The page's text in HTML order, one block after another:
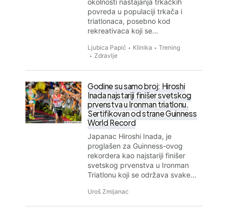
povreda u populaciji trkača i
triatlonaca, posebno kod
rekreativaca koji se…
Ljubica Papić Klinika
Trening
Zdravlje
Godine su samo broj: Hiroshi
Inada najstariji finišer svetskog
prvenstva u Ironman triatlonu.
Sertifikovan od strane Guinness
World Record
Japanac Hiroshi Inada, je
proglašen za Guinness-ovog
rekordera kao najstariji finišer
svetskog prvenstva u Ironman
Triatlonu koji se održava svake…
Uroš Zmijanac